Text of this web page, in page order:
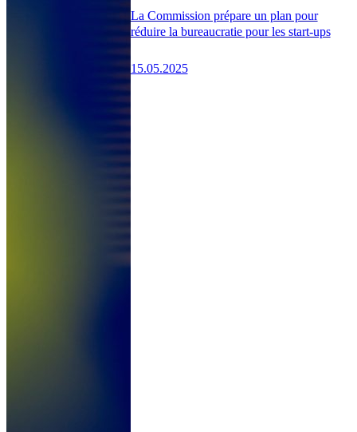
La Commission prépare un plan pour
réduire la bureaucratie pour les start-ups
15.05.2025